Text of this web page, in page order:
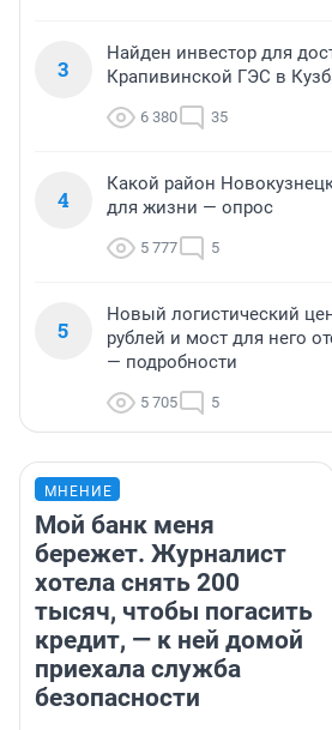
3
Найден инвестор для
Крапивинской ГЭС в
6 380 35
4
Какой район
для жизни — опрос
5 777 5
5
Новый логистический
рублей и мост для него
— подробности
5 705 5
МНЕНИЕ
Мой банк меня
бережет. Журналист
хотела снять 200
тысяч, чтобы погасить
кредит, — к ней домой
приехала служба
безопасности